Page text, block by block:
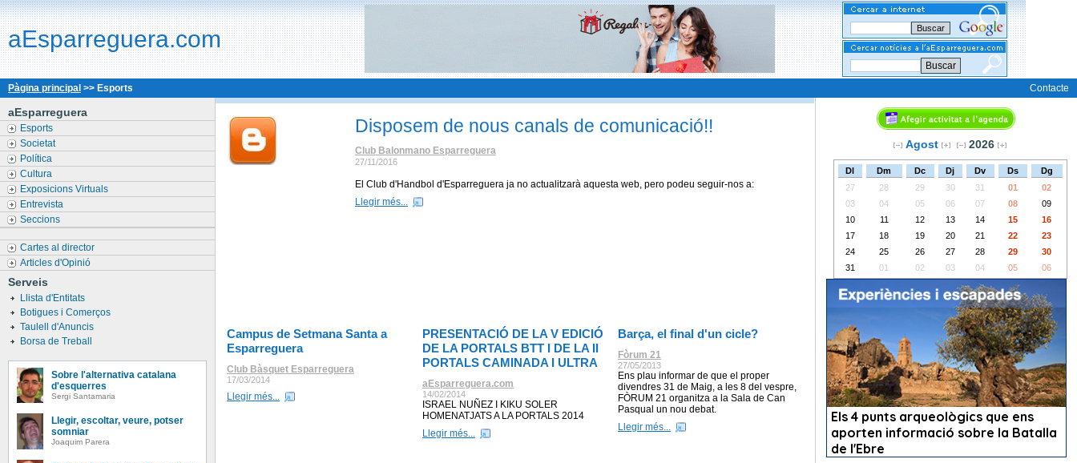
aEsparreguera.com
Buscar
Pàgina principal >> Esports Contacte
aEsparreguera
Esports
Societat
Política
Cultura
Exposicions Virtuals
Entrevista
Seccions
Cartes al director
Articles d'Opinió
Serveis
Llista d'Entitats
Botigues i Comerços
Taulell d'Anuncis
Borsa de Treball
Sobre l'alternativa catalana
d'esquerres
Sergi Santamaria
Llegir, escoltar, veure, potser
somniar
Joaquim Parera
Disposem de nous canals de comunicació!!
Club Balonmano Esparreguera
27/11/2016
El Club d'Handbol d'Esparreguera ja no actualitzarà aquesta web, pero podeu seguir-nos a:
Llegir més...
Campus de Setmana Santa a
Esparreguera
Club Bàsquet Esparreguera
17/03/2014
Llegir més...
PRESENTACIÓ DE LA V EDICIÓ
DE LA PORTALS BTT I DE LA II
PORTALS CAMINADA I ULTRA
aEsparreguera.com
14/02/2014
ISRAEL NUÑEZ I KIKU SOLER
HOMENATJATS A LA PORTALS 2014
Llegir més...
Barça, el final d'un cicle?
Fòrum 21
27/05/2013
Ens plau informar de que el proper
divendres 31 de Maig, a les 8 del vespre,
FÒRUM 21 organitza a la Sala de Can
Pasqual un nou debat.
Llegir més...
Agost 2026
Dl Dm Dc Dj Dv Ds
Dg
27
28 29 30 31 01
02
03
04 05 06 07 08
09
10
11 12 13 14 15
16
17
18 19 20 21 22
23
24
25 26 27 28 29
30
31
01 02 03 04 05 06